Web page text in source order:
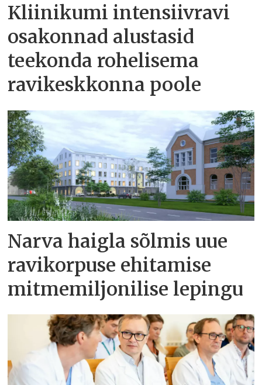
Kliinikumi intensiivravi
osakonnad alustasid
teekonda rohelisema
ravikeskkonna poole
Narva haigla sõlmis uue
ravikorpuse ehitamise
mitmemiljonilise lepingu